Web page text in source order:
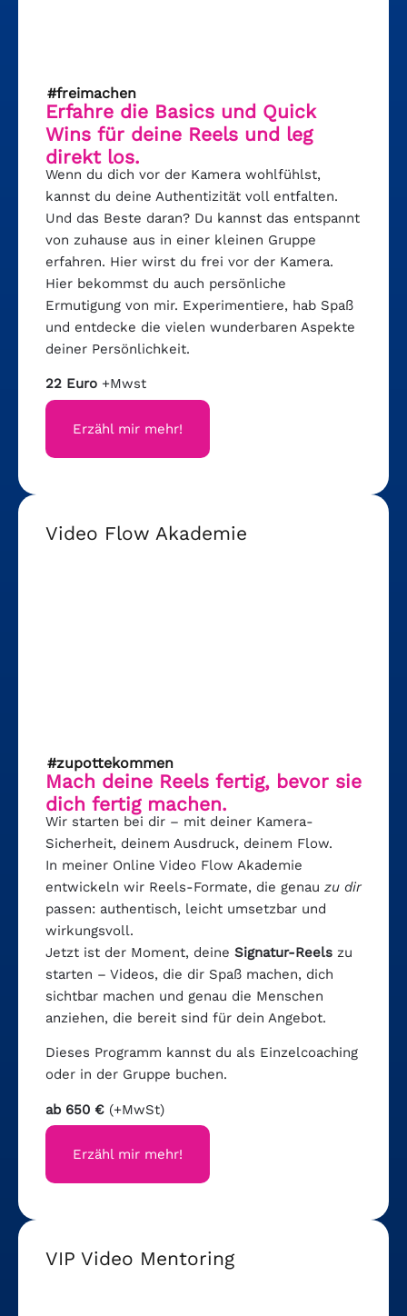
#freimachen
Erfahre die Basics und Quick
Wins für deine Reels und leg
direkt los.
Wenn du dich vor der Kamera wohlfühlst,
kannst du deine Authentizität voll entfalten.
Und das Beste daran? Du kannst das entspannt
von zuhause aus in einer kleinen Gruppe
erfahren. Hier wirst du frei vor der Kamera.
Hier bekommst du auch persönliche
Ermutigung von mir. Experimentiere, hab Spaß
und entdecke die vielen wunderbaren Aspekte
deiner Persönlichkeit.
22 Euro +Mwst
Erzähl mir mehr!
Video Flow Akademie
#zupottekommen
Mach deine Reels fertig, bevor sie
dich fertig machen.
Wir starten bei dir – mit deiner Kamera-
Sicherheit, deinem Ausdruck, deinem Flow.
In meiner Online Video Flow Akademie
entwickeln wir Reels-Formate, die genau zu dir
passen: authentisch, leicht umsetzbar und
wirkungsvoll.
Jetzt ist der Moment, deine Signatur-Reels zu
starten – Videos, die dir Spaß machen, dich
sichtbar machen und genau die Menschen
anziehen, die bereit sind für dein Angebot.
Dieses Programm kannst du als Einzelcoaching
oder in der Gruppe buchen.
ab 650 € (+MwSt)
Erzähl mir mehr!
VIP Video Mentoring